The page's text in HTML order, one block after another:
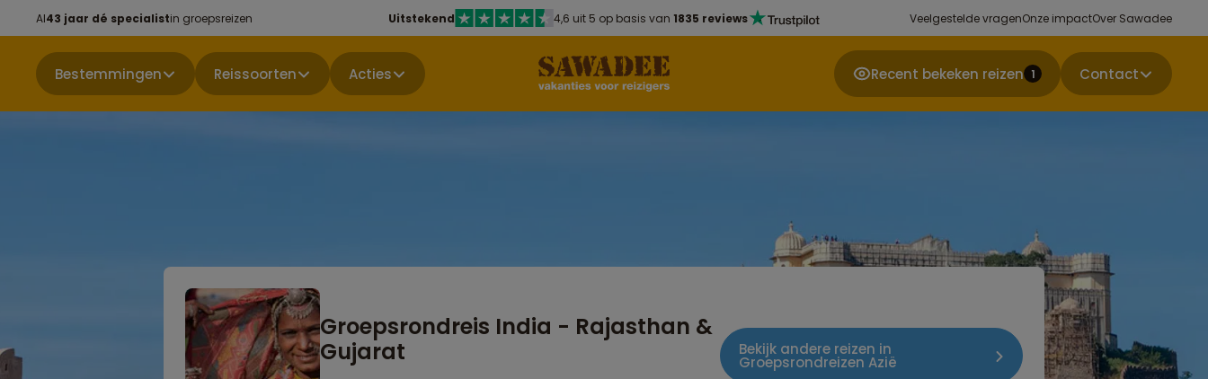
Al43 jaar dé specialistin groepsreizen Uitstekend 4,6 uit 5 op basis van 1835 reviews Veelgestelde vragenOnze impactOver Sawadee
Bestemmingen Reissoorten Acties Recent bekeken reizen 1 Contact
Groepsrondreis India - Rajasthan &
Gujarat
Bekijk andere reizen in
Groepsrondreizen Azië